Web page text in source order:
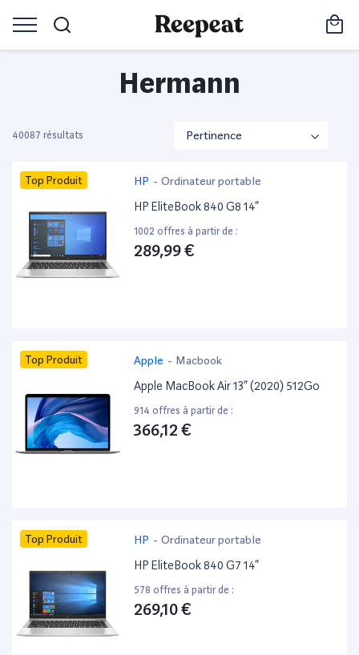
Hermann
40087 résultats
Top Produit HP - Ordinateur portable
HP EliteBook 840 G8 14”
1002 offres à partir de :
289,99 €
Top Produit Apple - Macbook
Apple MacBook Air 13” (2020) 512Go
914 offres à partir de :
366,12 €
Top Produit HP - Ordinateur portable
HP EliteBook 840 G7 14”
578 offres à partir de :
269,10 €